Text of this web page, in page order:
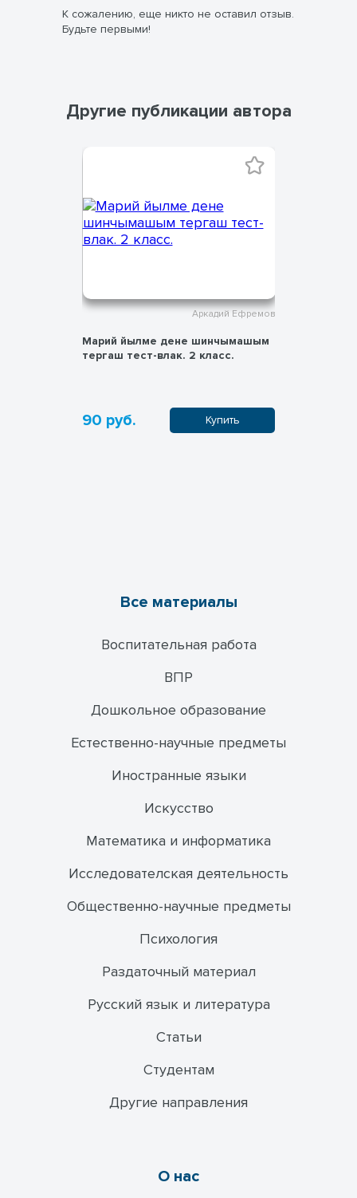
К сожалению, еще никто не оставил отзыв.
Будьте первыми!
Другие публикации автора
Аркадий Ефремов
Марий йылме дене шинчымашым
тергаш тест-влак. 2 класс.
90 руб. Купить
Все материалы
Воспитательная работа
ВПР
Дошкольное образование
Естественно-научные предметы
Иностранные языки
Искусство
Математика и информатика
Исследователская деятельность
Общественно-научные предметы
Психология
Раздаточный материал
Русский язык и литература
Статьи
Студентам
Другие направления
О нас